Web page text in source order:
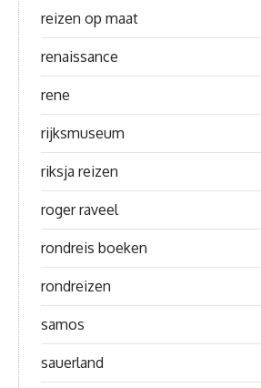
reizen op maat
renaissance
rene
rijksmuseum
riksja reizen
roger raveel
rondreis boeken
rondreizen
samos
sauerland